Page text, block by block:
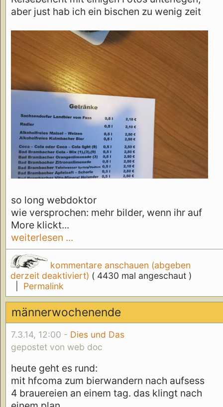
aber just hab ich ein bischen zu wenig zeit
so long webdoktor
wie versprochen: mehr bilder, wenn ihr auf
More klickt...
weiterlesen ...
kommentare anschauen (abgeben
derzeit deaktiviert) ( 4430 mal angeschaut )
Permalink
männerwochenende
7.3.14, 12:00 - Dies und Das
gepostet von web doc
heute geht es rund:
mit hfcoma zum bierwandern nach aufsess
4 brauereien an einem tag. das klingt nach